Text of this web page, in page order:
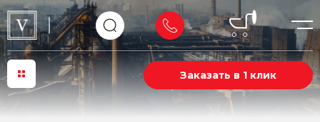
Заказать в 1 клик